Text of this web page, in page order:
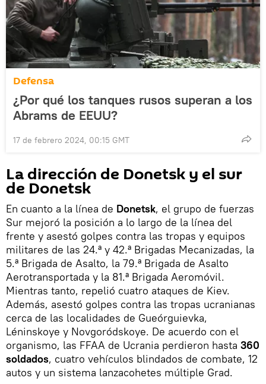
Defensa
¿Por qué los tanques rusos superan a los
Abrams de EEUU?
17 de febrero 2024, 00:15 GMT
La dirección de Donetsk y el sur
de Donetsk
En cuanto a la línea de Donetsk, el grupo de fuerzas
Sur mejoró la posición a lo largo de la línea del
frente y asestó golpes contra las tropas y equipos
militares de las 24.ª y 42.ª Brigadas Mecanizadas, la
5.ª Brigada de Asalto, la 79.ª Brigada de Asalto
Aerotransportada y la 81.ª Brigada Aeromóvil.
Mientras tanto, repelió cuatro ataques de Kiev.
Además, asestó golpes contra las tropas ucranianas
cerca de las localidades de Gueórguievka,
Léninskoye y Novgoródskoye. De acuerdo con el
organismo, las FFAA de Ucrania perdieron hasta 360
soldados, cuatro vehículos blindados de combate, 12
autos y un sistema lanzacohetes múltiple Grad.